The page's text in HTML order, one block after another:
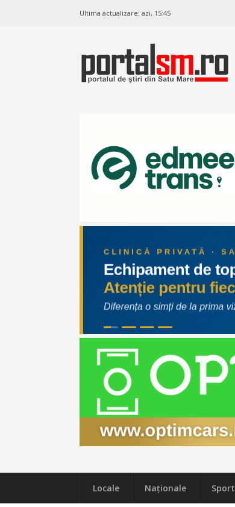
Ultima actualizare: azi, 15:45
Locale Naţionale Sport